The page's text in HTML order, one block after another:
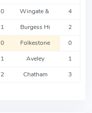
0 Wingate & 4
1 Burgess Hi 2
0 Folkestone 0
1 Aveley 1
2 Chatham 3